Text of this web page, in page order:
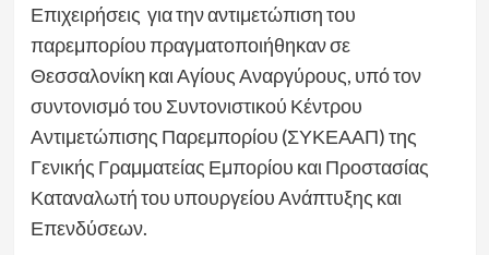
Επιχειρήσεις για την αντιμετώπιση του
παρεμπορίου πραγματοποιήθηκαν σε
Θεσσαλονίκη και Αγίους Αναργύρους, υπό τον
συντονισμό του Συντονιστικού Κέντρου
Αντιμετώπισης Παρεμπορίου (ΣΥΚΕΑΑΠ) της
Γενικής Γραμματείας Εμπορίου και Προστασίας
Καταναλωτή του υπουργείου Ανάπτυξης και
Επενδύσεων.